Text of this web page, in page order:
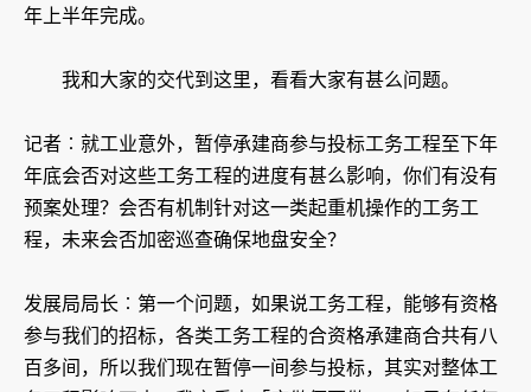
年上半年完成。
我和大家的交代到这里，看看大家有甚么问题。
记者︰就工业意外，暂停承建商参与投标工务工程至下年
年底会否对这些工务工程的进度有甚么影响，你们有没有
预案处理？会否有机制针对这一类起重机操作的工务工
程，未来会否加密巡查确保地盘安全？
发展局局长︰第一个问题，如果说工务工程，能够有资格
参与我们的招标，各类工务工程的合资格承建商合共有八
百多间，所以我们现在暂停一间参与投标，其实对整体工